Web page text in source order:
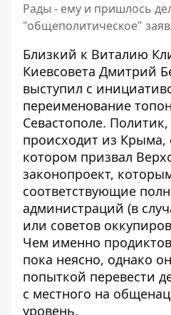
Рады - ему и пришлось
"общеполитическое"
Близкий к Виталию
Киевсовета Дмитрий
выступил с
переименование
Севастополе.
происходит из Крыма,
котором призвал
законопроект,
соответствующие
администраций (в
или советов
Чем именно
пока неясно, однако
попыткой перевести
с местного на
уровень.